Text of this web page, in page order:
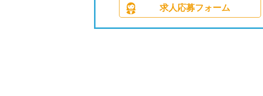
求人応募フォーム